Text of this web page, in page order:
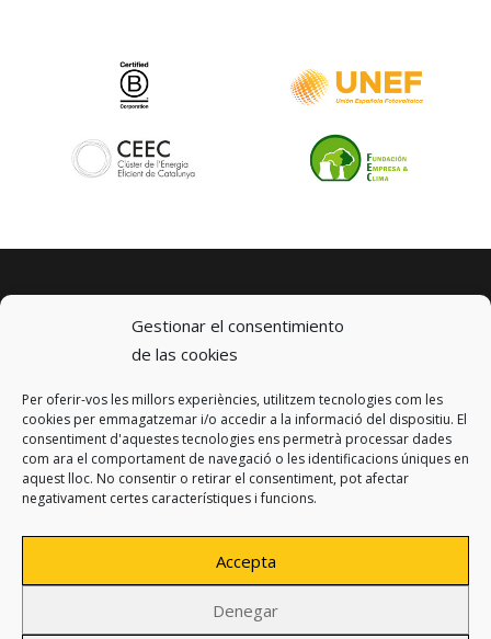
Gestionar el consentimiento
de las cookies
Per oferir-vos les millors experiències, utilitzem tecnologies com les
cookies per emmagatzemar i/o accedir a la informació del dispositiu. El
consentiment d'aquestes tecnologies ens permetrà processar dades
com ara el comportament de navegació o les identificacions úniques en
aquest lloc. No consentir o retirar el consentiment, pot afectar
negativament certes característiques i funcions.
Accepta
Denegar
© 2023 km0 Energy
Carrer Baldrich 222-226
08223 Terrassa, Barcelona
info@km0.energy
Política de privacidad